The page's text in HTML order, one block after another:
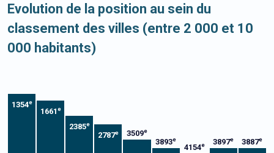
Evolution de la position au sein du
classement des villes (entre 2 000 et 10
000 habitants)
1354e
1661 e
2385e
2787e 3509e
3893e
4154e 3897e 3887e